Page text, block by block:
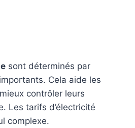
sont déterminés par
Cela aide les
contrôler leurs
Les tarifs d’électricité
complexe.